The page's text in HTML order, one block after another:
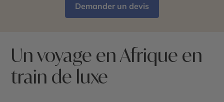
Demander un devis
Un voyage en Afrique en
train de luxe